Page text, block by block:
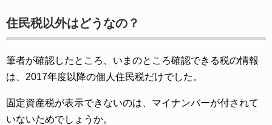
住民税以外はどうなの？
筆者が確認したところ、いまのところ確認できる税の情報
は、2017年度以降の個人住民税だけでした。
固定資産税が表示できないのは、マイナンバーが付されて
いないためでしょうか。